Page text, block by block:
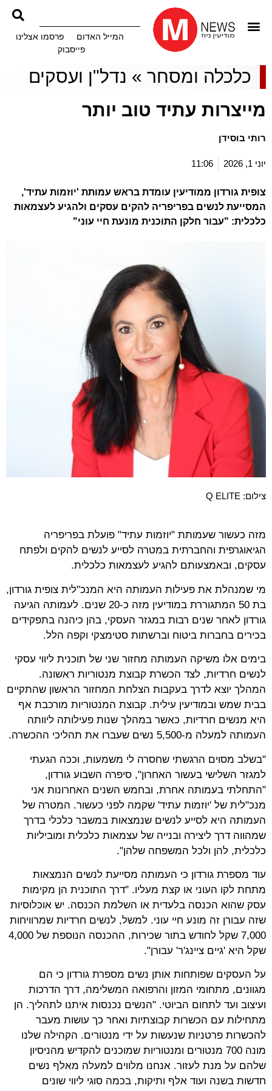
המייל האדום
פרסמו אצלינו
פייסבוק
כלכלה ומסחר» נדל"ן ועסקים
מייצרות עתיד טוב יותר
רותי בוסידן
יוני 1, 2026 11:06
צופית גורדון ממודיעין עומדת בראש עמותת 'יוזמות עתיד',
המסייעת לנשים בפריפריה להקים עסקים ולהגיע לעצמאות
כלכלית: "עבור חלקן התוכנית מונעת חיי עוני"
צילום: Q ELITE
מזה כעשור שעמותת "יוזמות עתיד" פועלת בפריפריה
הגיאוגרפית והחברתית במטרה לסייע לנשים להקים ולפתח
עסקים, ובאמצעותם להגיע לעצמאות כלכלית.
מי שמנהלת את פעילות העמותה היא המנכ"לית צופית גורדון,
בת 50 המתגוררת במודיעין מזה כ-20 שנים. לעמותה הגיעה
גורדון לאחר שנים רבות במגזר העסקי, בהן כיהנה בתפקידים
בכירים בחברות ביטוח וברשתות סטימצקי וקפה הלל.
בימים אלו משיקה העמותה מחזור שני של תוכנית ליווי עסקי
לנשים חרדיות, לצד הכשרת קבוצת מנטוריות ראשונה.
המהלך יוצא לדרך בעקבות הצלחת המחזור הראשון שהתקיים
בבית שמש ובמודיעין עילית. קבוצת המנטוריות מורכבת אף
היא מנשים חרדיות, כאשר במהלך שנות פעילותה ליוותה
העמותה למעלה מ-5,500 נשים שעברו את תהליכי ההכשרה.
"בשלב מסוים הרגשתי שחסרה לי משמעות, וככה הגעתי
למגזר השלישי בעשור האחרון", סיפרה השבוע גורדון,
"התחלתי בעמותה אחרת, ובחמש השנים האחרונות אני
מנכ"לית של 'יוזמות עתיד' שקמה לפני כעשור. המטרה של
העמותה היא לסייע לנשים שנמצאות במשבר כלכלי בדרך
שמהווה דרך ליצירה ובנייה של עצמאות כלכלית ומוביליות
כלכלית, להן ולכל המשפחה שלהן".
עוד מספרת גורדון כי העמותה מסייעת לנשים הנמצאות
מתחת לקו העוני או קצת מעליו. "דרך התוכנית הן מקימות
עסק שהוא הכנסה בלעדית או השלמת הכנסה. יש אוכלוסיות
שזה עבורן זה מונע חיי עוני. למשל, לנשים חרדיות שמרוויחות
7,000 שקל לחודש בתור שכירות, ההכנסה הנוספת של 4,000
שקל היא 'גיים ציינג'ר' עבורן".
על העסקים שפותחות אותן נשים מספרת גורדון כי הם
מגוונים, מתחומי המזון והרפואה המשלימה, דרך הדרכות
ועיצוב ועד לתחום הביוטי. "הנשים נכנסות איתנו לתהליך. הן
מתחילות עם הכשרות קבוצתיות ואחר כך עושות מעבר
להכשרות פרטניות שנעשות על ידי מנטורים. הקהילה שלנו
מונה 700 מנטורים ומנטוריות שמוכנים להקדיש מהניסיון
שלהם על מנת לעזור. אנחנו מלווים למעלה מאלף נשים
חדשות בשנה ועוד אלף ותיקות, בכמה סוגי ליווי שונים